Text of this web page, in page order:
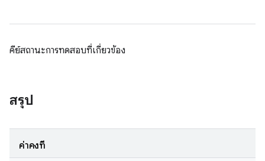
คีย์สถานะการทดสอบที่เกี่ยวข้อง
สรุป
ค่าคงที่